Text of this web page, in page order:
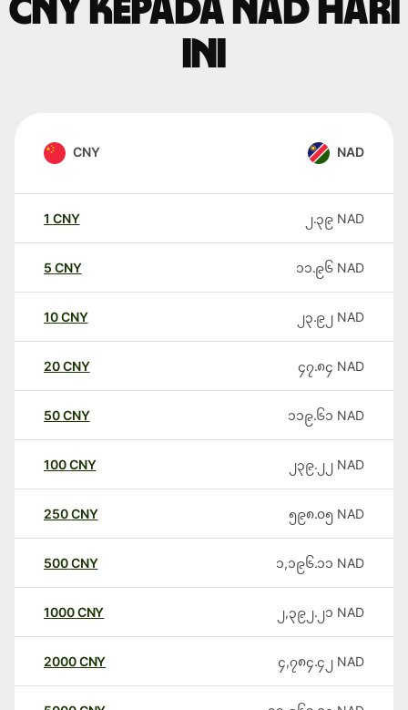
CNY kepada NAD hari
ini
CNY NAD
1 CNY ၂.၃၉ NAD
5 CNY ၁၁.၉၆ NAD
10CNY ၂၃.၉၂ NAD
20CNY ၄၇.၈၄ NAD
50CNY ၁၁၉.၆၁ NAD
100CNY ၂၃၉.၂၂ NAD
250CNY ၅၉၈.၀၅ NAD
500CNY ၁,၁၉၆.၁၁ NAD
1000CNY ၂,၃၉၂.၂၁ NAD
2000CNY ၄,၇၈၄.၄၂ NAD